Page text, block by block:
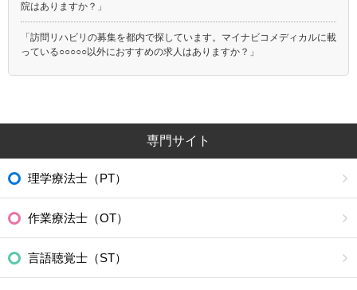
院はありますか？」
「訪問リハビリの募集を都内で探しています。マイナビコメディカルに載
っている○○○○○以外におすすめの求人はありますか？」
専門サイト
理学療法士（PT）
作業療法士（OT）
言語聴覚士（ST）